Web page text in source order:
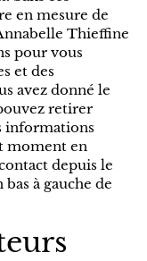
en mesure de
Thieffine
pour vous
et des
avez donné le
retirer
informations
moment en
depuis le
à gauche de